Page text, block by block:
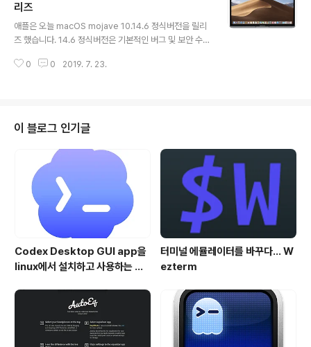
용을 포함하고 있는 패키지이며, Combo Update는 10.
14 초기 버전부터 10.14.6까지의 수정내용을 누적한 업데
이트 패키지 입니다. 필요하신 분들은 검토하시기 바랍니
리즈
애플은 오늘 macOS mojave 10.14.6 정식버전을 릴리
즈 했습니다. 14.6 정식버전은 기본적인 버그 및 보안 수정
기능이 포함되어 있으며, SMB 파일 공유 안정성 향성, Ap
년 9월 최초 10.14 버즌을 릴리즈 했으며, 2개월 전인 지
난 5월 14일 10.14.5버전을 릴리즈 했었습니다. 이번 10.
14.6 정식버전이 릴리즈 됨으로써, 10.14 Mojave 버전
은 일단락 되고, 올 가을 출시 예정인 macOS Catal..
0 0 2019. 7. 23.
이 블로그 인기글
Codex Desktop GUI app을
linux에서 설치하고 사용하는 방
터미널 에뮬레이터를 바꾸다... W
ezterm